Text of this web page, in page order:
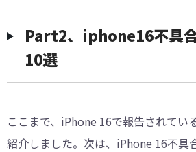
Part2、iphone16不具
10選
ここまで、iPhone 16で報告されてい
紹介しました。次は、iPhone 16不具